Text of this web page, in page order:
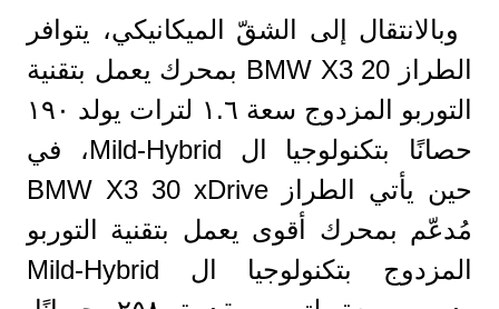
وبالانتقال إلى الشقّ الميكانيكي، يتوافر
الطراز BMW X3 20 بمحرك يعمل بتقنية
التوربو المزدوج سعة ١.٦ لترات يولد ١٩٠
حصانًا بتكنولوجيا ال Mild-Hybrid، في
حين يأتي الطراز BMW X3 30 xDrive
مُدعّم بمحرك أقوى يعمل بتقنية التوربو
المزدوج بتكنولوجيا ال Mild-Hybrid